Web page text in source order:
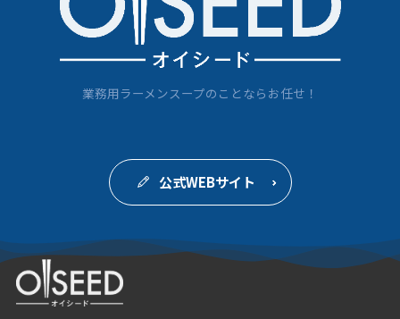
業務用ラーメンスープのことならお任せ！
公式WEBサイト